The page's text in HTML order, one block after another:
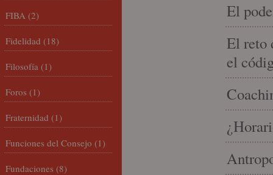
El
El reto
el
FIBA (2)
Fidelidad (18)
Filosofía (1)
Foros (1)
Fraternidad (1)
Funciones del Consejo (1)
Fundaciones (8)